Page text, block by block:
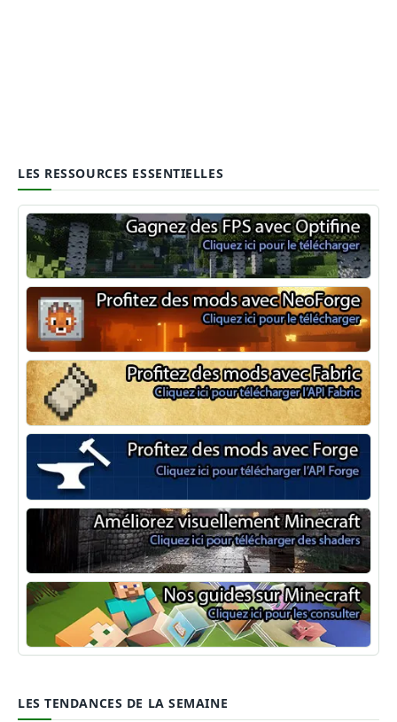
LES RESSOURCES ESSENTIELLES
Optifine
NeoForge
Minecraft Fabric
Minecraft Forge
Shaders Minecraft
Guide Minecraft
LES TENDANCES DE LA SEMAINE